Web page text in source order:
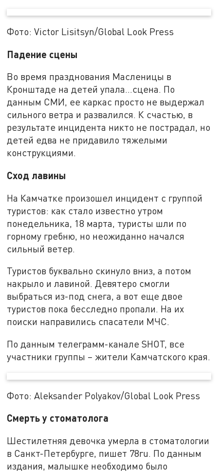
Фото: Victor Lisitsyn/Global Look Press
Падение сцены
Во время празднования Масленицы в
Кронштаде на детей упала…сцена. По
данным СМИ, ее каркас просто не выдержал
сильного ветра и развалился. К счастью, в
результате инцидента никто не пострадал, но
детей едва не придавило тяжелыми
конструкциями.
Сход лавины
На Камчатке произошел инцидент с группой
туристов: как стало известно утром
понедельника, 18 марта, туристы шли по
горному гребню, но неожиданно начался
сильный ветер.
Туристов буквально скинуло вниз, а потом
накрыло и лавиной. Девятеро смогли
выбраться из-под снега, а вот еще двое
туристов пока бесследно пропали. На их
поиски направились спасатели МЧС.
По данным телеграмм-канале SHOT, все
участники группы – жители Камчатского края.
Фото: Aleksander Polyakov/Global Look Press
Смерть у стоматолога
Шестилетняя девочка умерла в стоматологии
в Санкт-Петербурге, пишет 78ru. По данным
издания, малышке необходимо было